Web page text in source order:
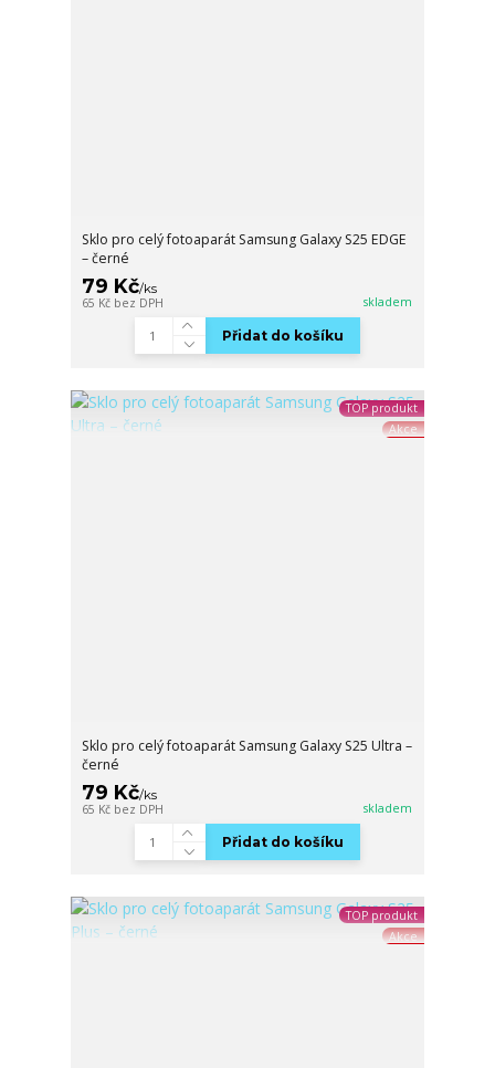
Sklo pro celý fotoaparát Samsung Galaxy S25 EDGE
– černé
79 Kč/ks
65 Kč bez DPH skladem
Přidat do košíku
TOP produkt
Akce
Sklo pro celý fotoaparát Samsung Galaxy S25 Ultra –
černé
79 Kč/ks
65 Kč bez DPH skladem
Přidat do košíku
TOP produkt
Akce